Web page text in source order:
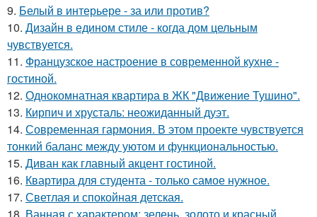
9. Белый в интерьере - за или против?
10. Дизайн в едином стиле - когда дом цельным
чувствуется.
11. Французское настроение в современной кухне -
гостиной.
12. Однокомнатная квартира в ЖК "Движение Тушино".
13. Кирпич и хрусталь: неожиданный дуэт.
14. Современная гармония. В этом проекте чувствуется
тонкий баланс между уютом и функциональностью.
15. Диван как главный акцент гостиной.
16. Квартира для студента - только самое нужное.
17. Светлая и спокойная детская.